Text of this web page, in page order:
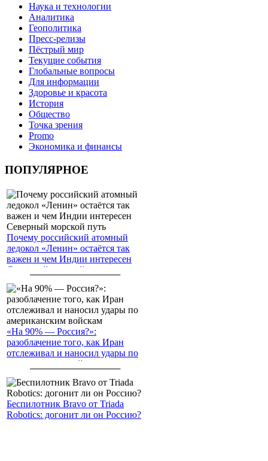
Наука и технологии
Аналитика
Геополитика
Пресс-релизы
Пёстрый мир
Текущие события
Глобальные вопросы
Для информации
Здоровье и красота
История
Общество
Точка зрения
Promo
Экономика и финансы
ПОПУЛЯРНОЕ
Почему российский атомный
ледокол «Ленин» остаётся так
важен и чем Индии интересен
Северный морской путь
«На 90% — Россия?»:
разоблачение того, как Иран
отслеживал и наносил удары по
американским войскам
Беспилотник Bravo от Triada
Robotics: догонит ли он Россию?